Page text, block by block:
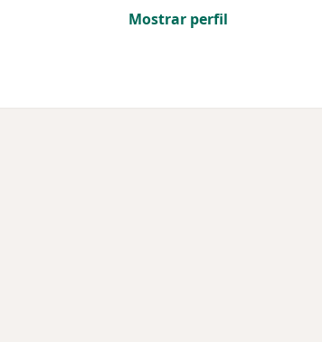
Mostrar perfil